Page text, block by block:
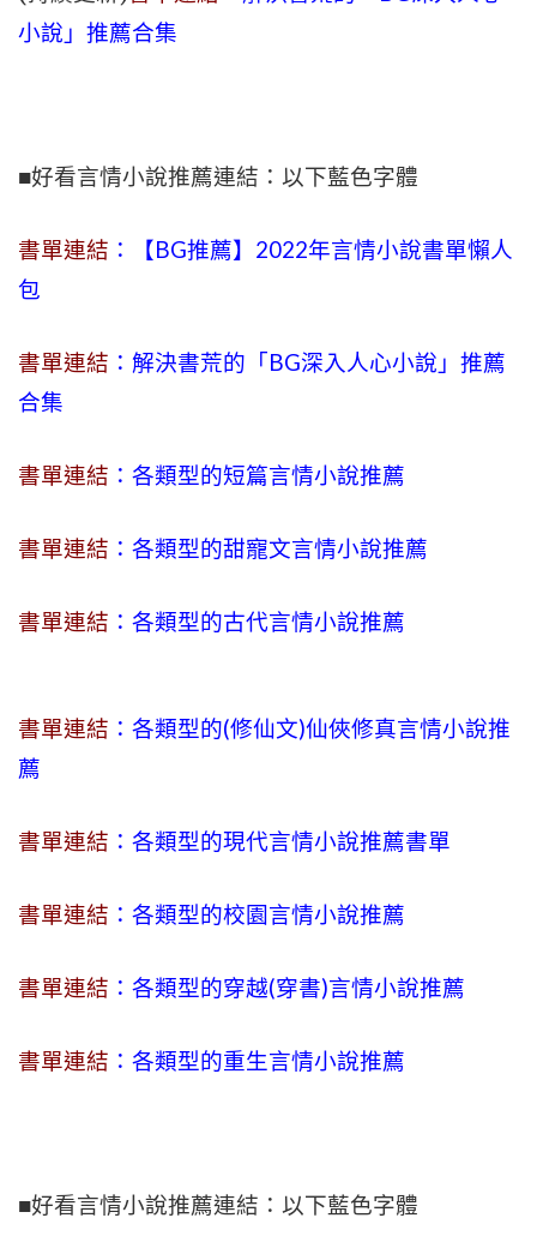
小說」推薦合集
■好看言情小說推薦連結：以下藍色字體
書單連結 ：【BG推薦】2022年言情小說書單懶人
包
書單連結 ：解決書荒的「BG深入人心小說」推薦
合集
書單連結 ：各類型的短篇言情小說推薦
書單連結 ：各類型的甜寵文言情小說推薦
書單連結 ：各類型的古代言情小說推薦
書單連結 ：各類型的(修仙文)仙俠修真言情小說推
薦
書單連結 ：各類型的現代言情小說推薦書單
書單連結 ：各類型的校園言情小說推薦
書單連結 ：各類型的穿越(穿書)言情小說推薦
書單連結 ：各類型的重生言情小說推薦
■好看言情小說推薦連結：以下藍色字體